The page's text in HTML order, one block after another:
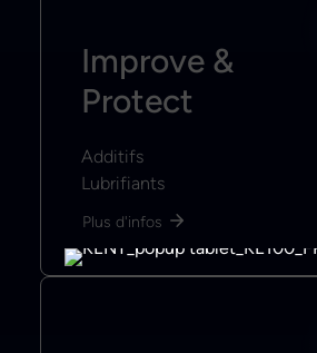
Improve &
Protect
Additifs
Lubrifiants
Plus d'infos